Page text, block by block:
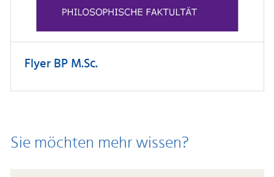
Flyer BP M.Sc.
Sie möchten mehr wissen?